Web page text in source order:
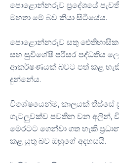
පොළොන්නරුව ප්‍රදේශයේ
මහතා මේ බව කියා සිටියේය.
පොළොන්නරුව සතු ඓතිහාසික
සහ සුවිශේෂී පරිසර පද්ධතිය
ආකර්ෂණයක් බවට පත් කළ
දුන්නේය.
විශේෂයෙන්ම, කාලයක් තිස්සේ
ගැටලුවක්ව පවතින වන අලින්,
මෙරටට ගෙන්වා ගත හැකි
කළ යුතු බව ඔහුගේ අදහසයි.